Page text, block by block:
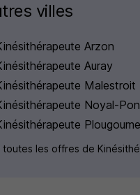
villes
Arzon
Auray
Malestroit
Noyal-
toutes les offres de